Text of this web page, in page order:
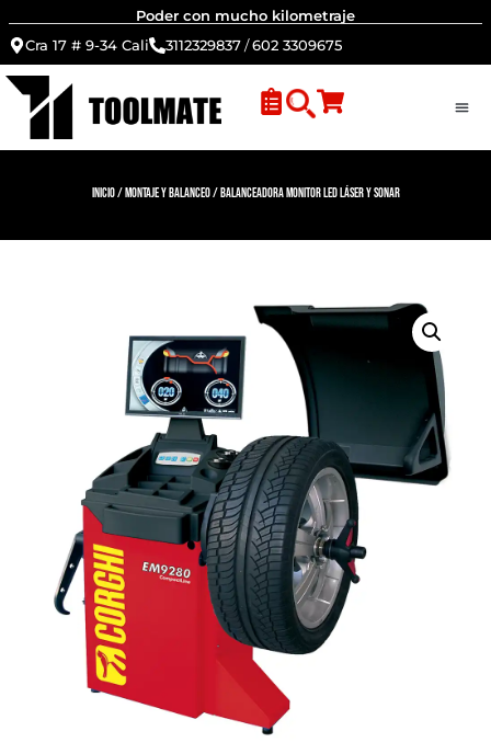
Poder con mucho kilometraje
Cra 17 # 9-34 Cali
3112329837/602 3309675
Inicio/ Montaje y Balanceo/ Balanceadora monitor LED Láser y sonar